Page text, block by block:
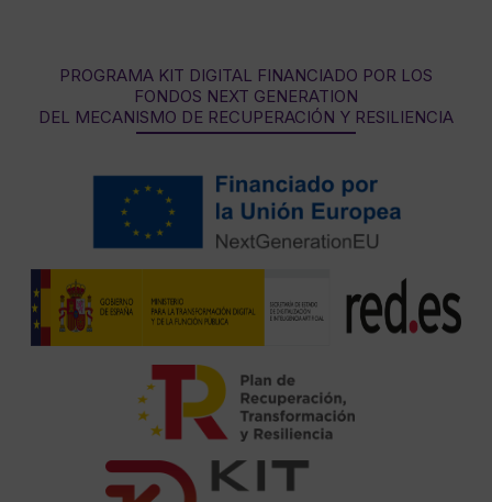
PROGRAMA KIT DIGITAL FINANCIADO POR LOS
FONDOS NEXT GENERATION
DEL MECANISMO DE RECUPERACIÓN Y RESILIENCIA